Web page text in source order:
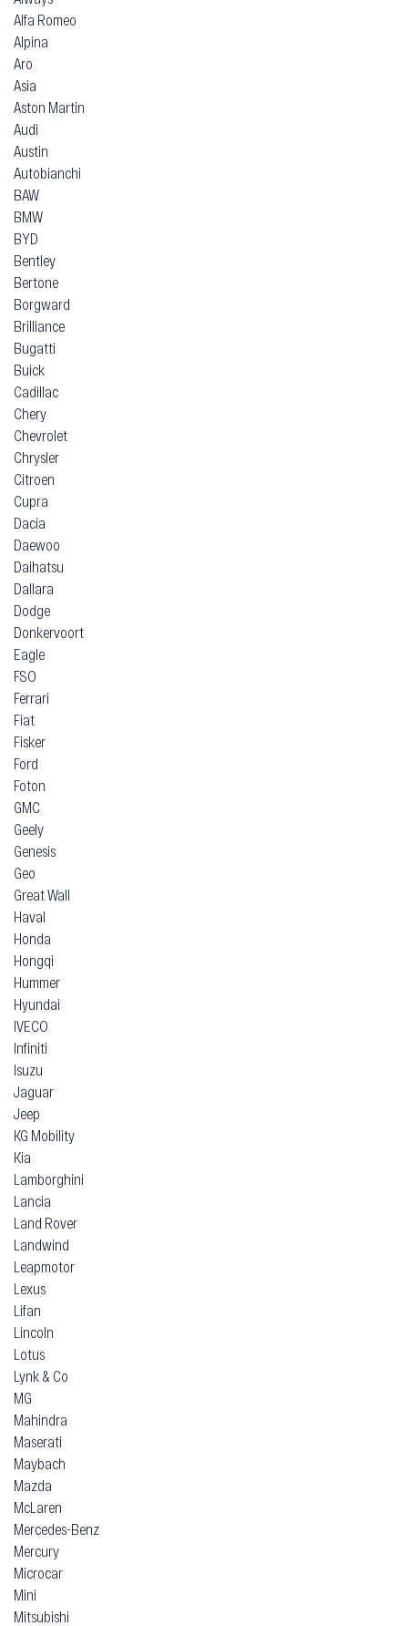
Alfa Romeo
Alpina
Aro
Asia
Aston Martin
Audi
Austin
Autobianchi
BAW
BMW
BYD
Bentley
Bertone
Borgward
Brilliance
Bugatti
Buick
Cadillac
Chery
Chevrolet
Chrysler
Citroen
Cupra
Dacia
Daewoo
Daihatsu
Dallara
Dodge
Donkervoort
Eagle
FSO
Ferrari
Fiat
Fisker
Ford
Foton
GMC
Geely
Genesis
Geo
Great Wall
Haval
Honda
Hongqi
Hummer
Hyundai
IVECO
Infiniti
Isuzu
Jaguar
Jeep
KG Mobility
Kia
Lamborghini
Lancia
Land Rover
Landwind
Leapmotor
Lexus
Lifan
Lincoln
Lotus
Lynk & Co
MG
Mahindra
Maserati
Maybach
Mazda
McLaren
Mercedes-Benz
Mercury
Microcar
Mini
Mitsubishi